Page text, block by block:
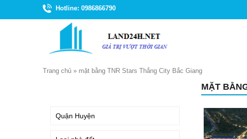
Hotline: 0986866790
Trang chủ » mặt bằng TNR Stars Thắng City Bắc Giang
MẶT